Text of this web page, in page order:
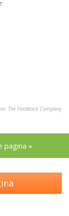
The Feedback Company
pagina »